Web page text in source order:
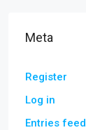
Meta
Register
Log in
Entries feed